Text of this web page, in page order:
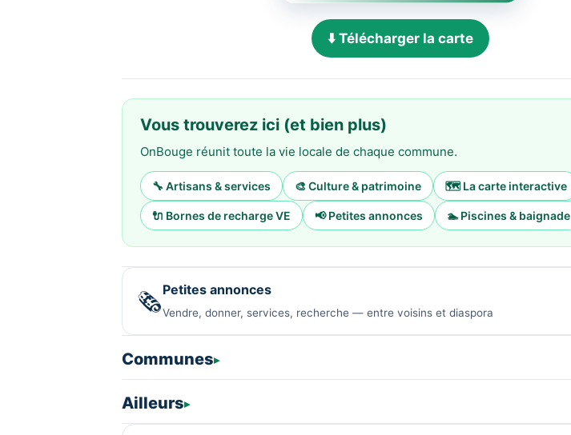
⬇️ Télécharger la carte
Vous trouverez ici (et bien plus)
OnBouge réunit toute la vie locale de chaque commune.
🔧 Artisans & services 🎨 Culture & patrimoine 🗺️ La carte interactive
🔌 Bornes de recharge VE 📢 Petites annonces 🏊 Piscines & baignade
🗞️Petites annonces
Vendre, donner, services, recherche — entre voisins et diaspora
Communes
Ailleurs